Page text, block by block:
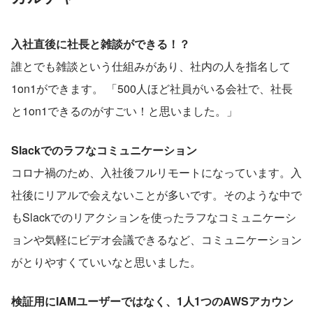
入社直後に社長と雑談ができる！？
誰とでも雑談という仕組みがあり、社内の人を指名して
1on1ができます。 「500人ほど社員がいる会社で、社長
と1on1できるのがすごい！と思いました。」
Slackでのラフなコミュニケーション
コロナ禍のため、入社後フルリモートになっています。入
社後にリアルで会えないことが多いです。そのような中で
もSlackでのリアクションを使ったラフなコミュニケーシ
ョンや気軽にビデオ会議できるなど、コミュニケーション
がとりやすくていいなと思いました。
検証用にIAMユーザーではなく、1人1つのAWSアカウン